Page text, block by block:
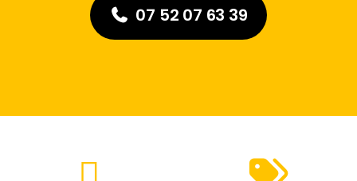
07 52 07 63 39